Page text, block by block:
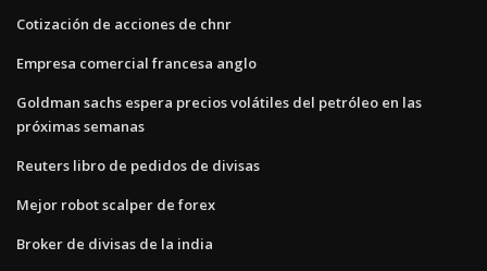
Cotización de acciones de chnr
Empresa comercial francesa anglo
Goldman sachs espera precios volátiles del petróleo en las
próximas semanas
Reuters libro de pedidos de divisas
Mejor robot scalper de forex
Broker de divisas de la india